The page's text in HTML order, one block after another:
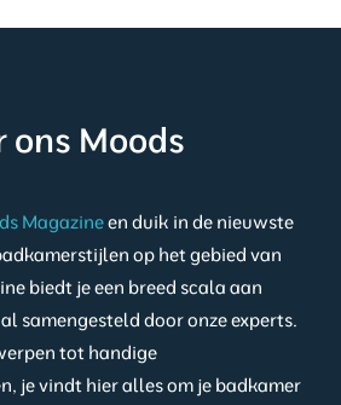
ons Moods
Magazineen duik in de nieuwste
op het gebied van
biedt je een breed scala aan
samengesteld door onze experts.
tot handige
je vindt hier alles om je badkamer